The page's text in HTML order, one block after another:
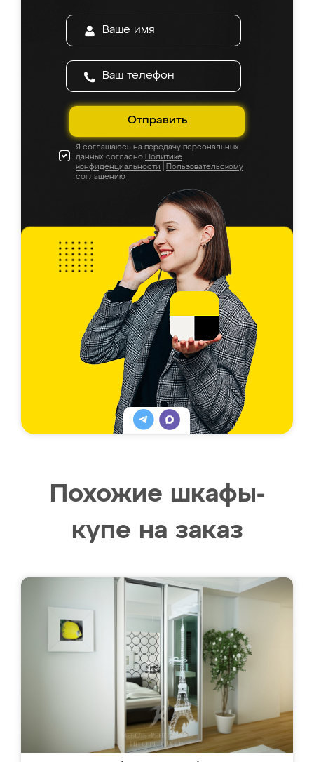
Отправить
Я соглашаюсь на передачу персональных
данных согласно Политике
конфиденциальности
Пользовательскому
соглашению
Похожие шкафы-
купе на заказ